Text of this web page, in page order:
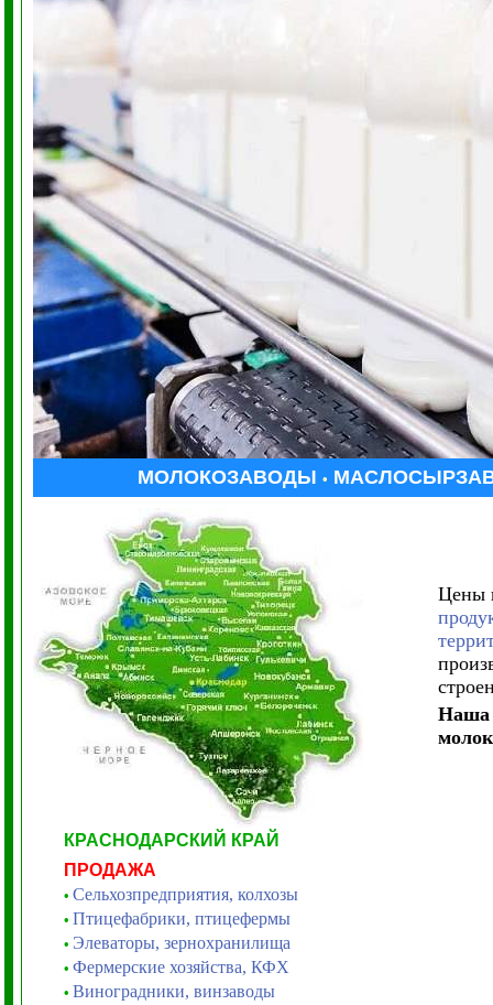
МОЛОКОЗАВОДЫ •
КРАСНОДАРСКИЙ КРАЙ
ПРОДАЖА
• Сельхозпредприятия, колхозы
• Птицефабрики, птицефермы
• Элеваторы, зернохранилища
• Фермерские хозяйства, КФХ
• Виноградники, винзаводы
Цены
Наша